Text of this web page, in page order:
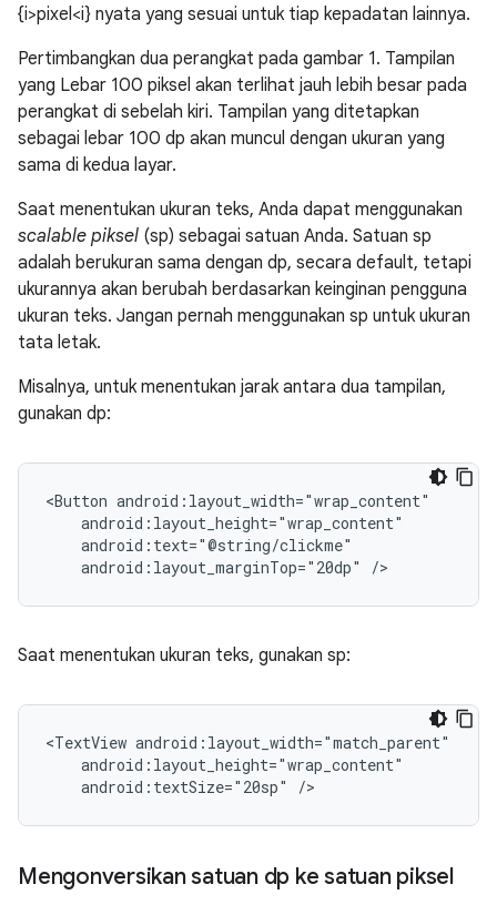
{i>pixel<i} nyata yang sesuai untuk tiap kepadatan lainnya.
Pertimbangkan dua perangkat pada gambar 1. Tampilan
yang Lebar 100 piksel akan terlihat jauh lebih besar pada
perangkat di sebelah kiri. Tampilan yang ditetapkan
sebagai lebar 100 dp akan muncul dengan ukuran yang
sama di kedua layar.
Saat menentukan ukuran teks, Anda dapat menggunakan
scalable piksel (sp) sebagai satuan Anda. Satuan sp
adalah berukuran sama dengan dp, secara default, tetapi
ukurannya akan berubah berdasarkan keinginan pengguna
ukuran teks. Jangan pernah menggunakan sp untuk ukuran
tata letak.
Misalnya, untuk menentukan jarak antara dua tampilan,
gunakan dp:
<Button
android:layout_marginTop="20dp"
/>
Saat menentukan ukuran teks, gunakan sp:
<TextView
android:textSize="20sp"
/>
Mengonversikan satuan dp ke satuan piksel